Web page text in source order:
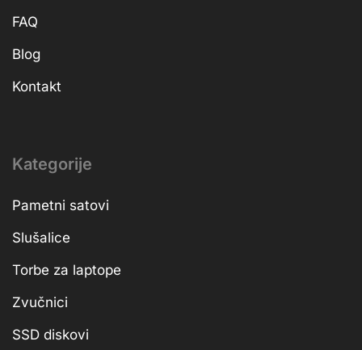
FAQ
Blog
Kontakt
Kategorije
Pametni satovi
Slušalice
Torbe za laptope
Zvučnici
SSD diskovi